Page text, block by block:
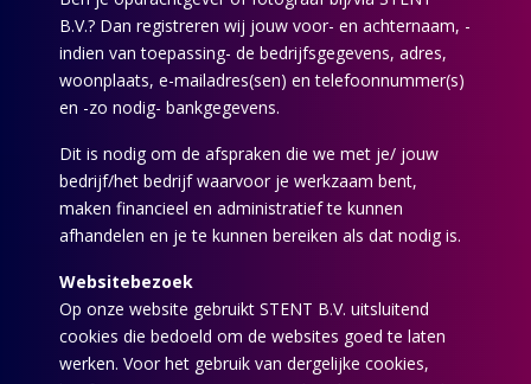
B.V.? Dan registreren wij jouw voor- en achternaam, -
indien van toepassing- de bedrijfsgegevens, adres,
woonplaats, e-mailadres(sen) en telefoonnummer(s)
en -zo nodig- bankgegevens.
Dit is nodig om de afspraken die we met je/ jouw
bedrijf/het bedrijf waarvoor je werkzaam bent,
maken financieel en administratief te kunnen
afhandelen en je te kunnen bereiken als dat nodig is.
Websitebezoek
Op onze website gebruikt STENT B.V. uitsluitend
cookies die bedoeld om de websites goed te laten
werken. Voor het gebruik van dergelijke cookies,